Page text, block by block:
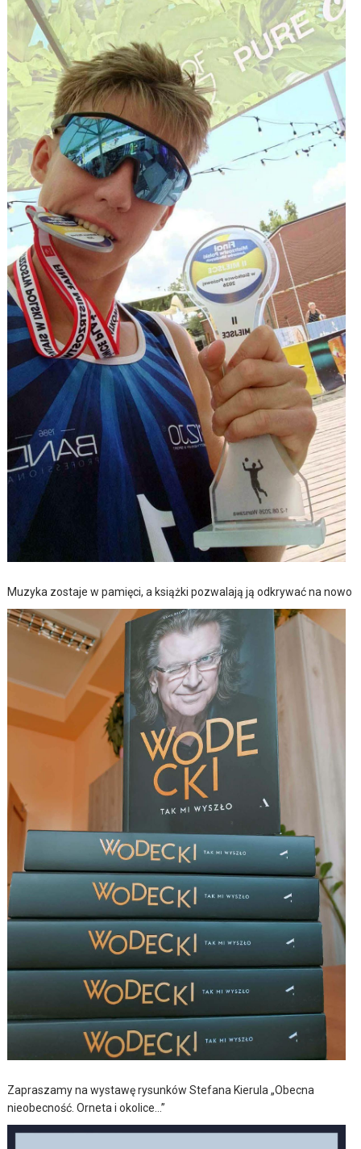
Muzyka zostaje w pamięci, a książki pozwalają ją odkrywać na nowo
Zapraszamy na wystawę rysunków Stefana Kierula „Obecna
nieobecność. Orneta i okolice…”